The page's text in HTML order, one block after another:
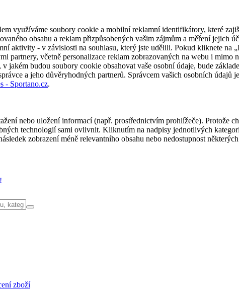
využíváme soubory cookie a mobilní reklamní identifikátory, které
obsahu a reklam přizpůsobených vašim zájmům a měření
aktivity - v závislosti na souhlasu, který jste udělili. Pokud kliknete na
včetně personalizace reklam zobrazovaných na webu i mimo
jakém budou soubory cookie obsahovat vaše osobní údaje, bude
a jeho důvěryhodných partnerů. Správcem vašich osobních údajů
- Sportano.cz.
nebo uložení informací (např. prostřednictvím prohlížeče). Protože
technologií sami ovlivnit. Kliknutím na nadpisy jednotlivých
zobrazení méně relevantního obsahu nebo nedostupnost
zboží